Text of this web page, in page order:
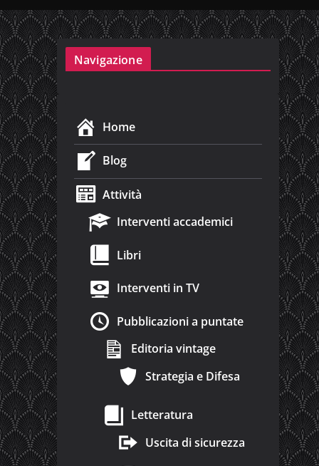
Navigazione
Home
Blog
Attività
Interventi accademici
Libri
Interventi in TV
Pubblicazioni a puntate
Editoria vintage
Strategia e Difesa
Letteratura
Uscita di sicurezza